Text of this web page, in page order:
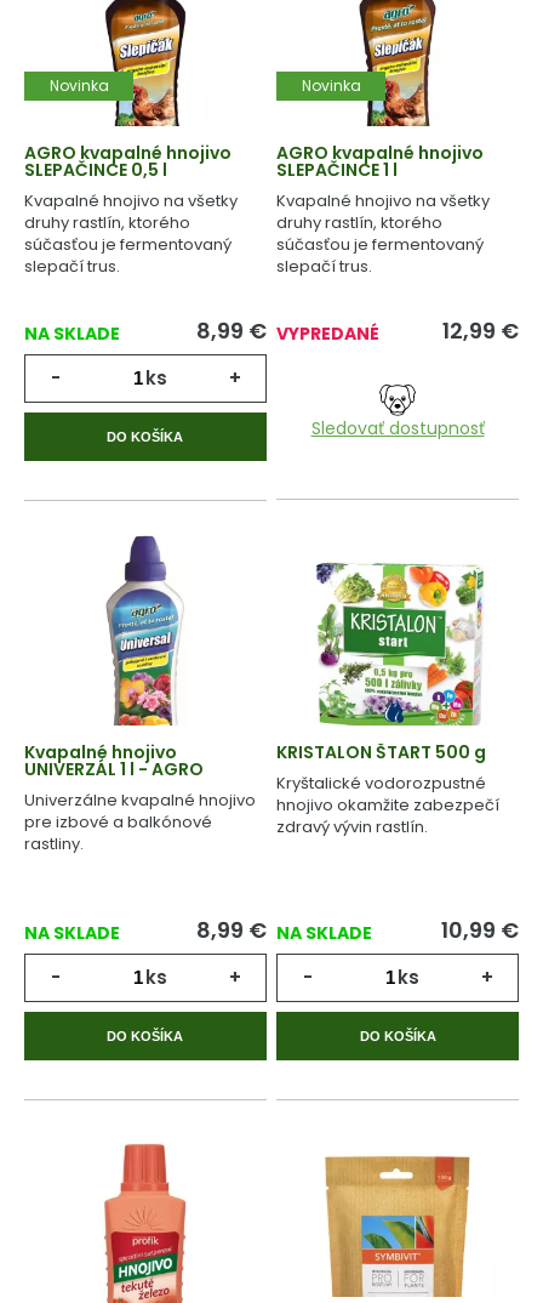
Novinka
AGRO kvapalné hnojivo
SLEPAČINCE 0,5 l
Kvapalné hnojivo na všetky
druhy rastlín, ktorého
súčasťou je fermentovaný
slepačí trus.
NA SKLADE 8,99 €
- ks +
DO KOŠÍKA
Novinka
AGRO kvapalné hnojivo
SLEPAČINCE 1 l
Kvapalné hnojivo na všetky
druhy rastlín, ktorého
súčasťou je fermentovaný
slepačí trus.
VYPREDANÉ 12,99 €
Sledovať dostupnosť
Kvapalné hnojivo
UNIVERZÁL 1 l - AGRO
Univerzálne kvapalné hnojivo
pre izbové a balkónové
rastliny.
NA SKLADE 8,99 €
- ks +
DO KOŠÍKA
KRISTALON ŠTART 500 g
Kryštalické vodorozpustné
hnojivo okamžite zabezpečí
zdravý vývin rastlín.
NA SKLADE 10,99 €
- ks +
DO KOŠÍKA